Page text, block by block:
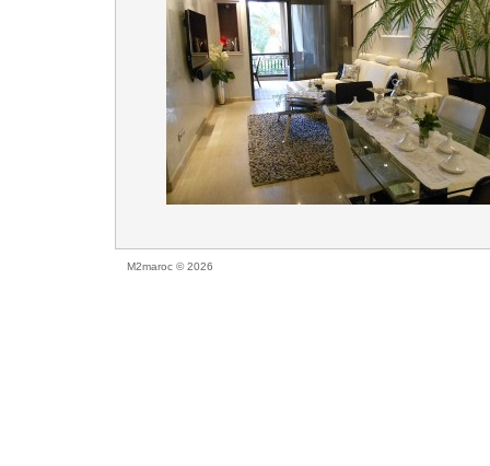
M2maroc © 2026